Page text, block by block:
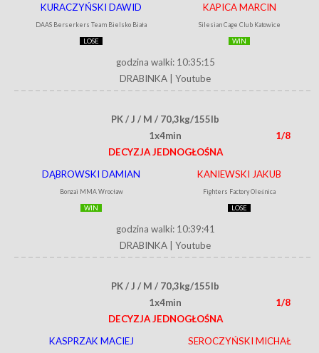
KURACZYŃSKI DAWID
DAAS Berserkers Team Bielsko Biała
LOSE
KAPICA MARCIN
Silesian Cage Club Katowice
WIN
godzina walki: 10:35:15
DRABINKA
Youtube
PK / J / M / 70,3kg/155lb
1x4min
1/8
DECYZJA JEDNOGŁOŚNA
DĄBROWSKI DAMIAN
Bonzai MMA Wrocław
WIN
KANIEWSKI JAKUB
Fighters Factory Oleśnica
LOSE
godzina walki: 10:39:41
DRABINKA
Youtube
PK / J / M / 70,3kg/155lb
1x4min
1/8
DECYZJA JEDNOGŁOŚNA
KASPRZAK MACIEJ
SEROCZYŃSKI MICHAŁ